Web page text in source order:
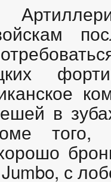
в
того,
с